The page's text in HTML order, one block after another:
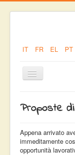
IT FR EL PT
Toggle
Navigation
Home
PROPOSTE DI
Proposte
Appena arrivato
immeditamente
opportunità